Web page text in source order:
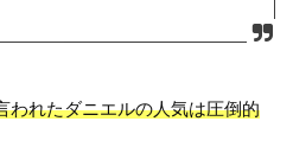
われたダニエルの人気は圧倒的